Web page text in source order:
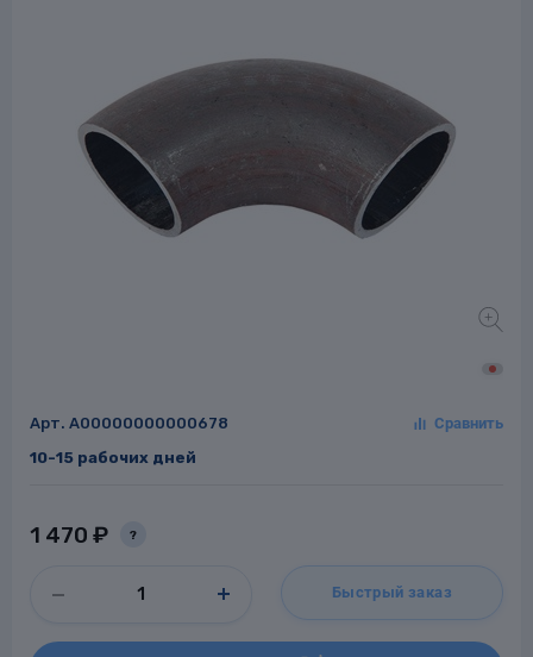
Арт. A00000000000678
10-15 рабочих дней
1 470 ₽ ?
Быстрый заказ
стальные